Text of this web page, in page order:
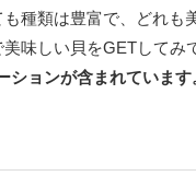
種類は豊富で、どれも
味しい貝をGETしてみ
ョンが含まれています